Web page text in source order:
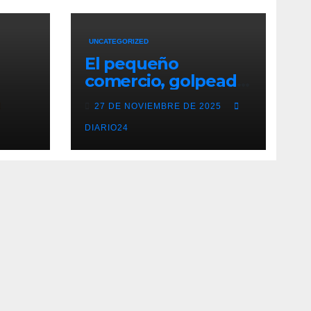
UNCATEGORIZED
El pequeño
comercio, golpeado
por los “falsos
descuentos” del
Black Friday de las
grandes cadenas
27 DE NOVIEMBRE DE 2025
DIARIO24